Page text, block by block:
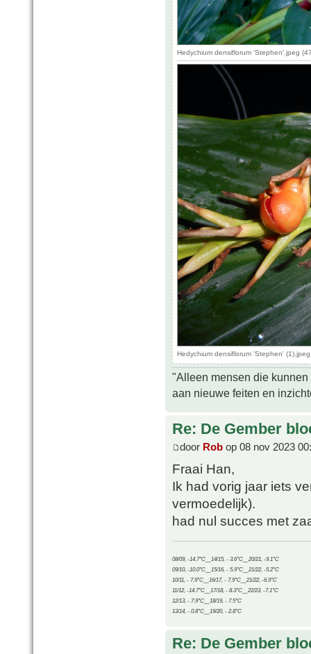
Hedychium densiflorum 'Stephen'.jpeg
Hedychium densiflorum 'Stephen'
"Alleen mensen die
aan nieuwe feiten en
Re: De Gember
door Rob op 08 nov 2023
Fraai Han,
Ik had vorig jaar iets
vermoedelijk).
had nul succes met
08/09, -14.7°C__14/15, - 3.6°C__20/21, -9.1°C
09/10, -10.0°C__15/16, - 5.9°C__21/22, -5.2°C
10/11, - 7.9°C__16/17, - 7.9°C__21/22, -6.9°C
11/12, -14.7°C__17/18, - 8.3°C__22/23, -7.1°C
12/13, - 7.9°C__18/19, - 7.5°C
13/14, - 0.8°C__19/20, - 2.8°C
Re: De Gember